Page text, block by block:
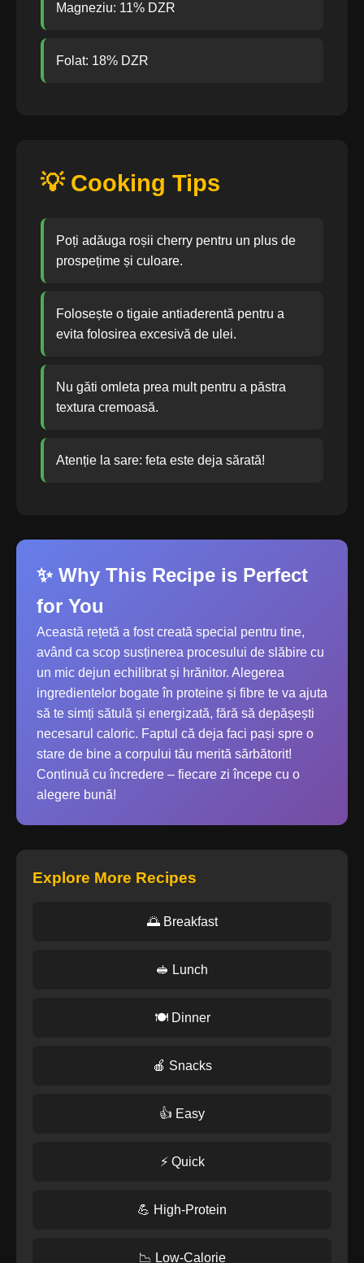
Magneziu: 11% DZR
Folat: 18% DZR
💡 Cooking Tips
Poți adăuga roșii cherry pentru un plus de
prospețime și culoare.
Folosește o tigaie antiaderentă pentru a
evita folosirea excesivă de ulei.
Nu găti omleta prea mult pentru a păstra
textura cremoasă.
Atenție la sare: feta este deja sărată!
✨ Why This Recipe is Perfect
for You
Această rețetă a fost creată special pentru tine,
având ca scop susținerea procesului de slăbire cu
un mic dejun echilibrat și hrănitor. Alegerea
ingredientelor bogate în proteine și fibre te va ajuta
să te simți sătulă și energizată, fără să depășești
necesarul caloric. Faptul că deja faci pași spre o
stare de bine a corpului tău merită sărbătorit!
Continuă cu încredere – fiecare zi începe cu o
alegere bună!
Explore More Recipes
🌅 Breakfast
🥪 Lunch
🍽️ Dinner
🍎 Snacks
👍 Easy
⚡ Quick
💪 High-Protein
📉 Low-Calorie